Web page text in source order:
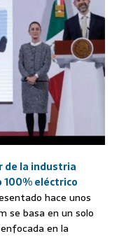
de la industria
eléctrico
hace unos
se basa en un solo
en la